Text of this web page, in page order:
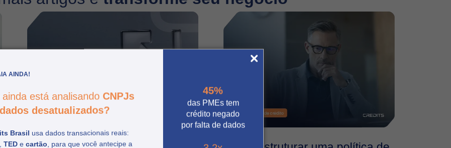
AINDA!
ainda está analisando CNPJs
dados desatualizados?
Brasil usa dados transacionais reais:
TED e cartão , para que você antecipe a
45%
das PMEs tem
crédito negado
por falta de dados